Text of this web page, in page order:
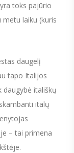
toks pajūrio
laiku (kuris
daugelį
tapo Italijos
daugybė itališkų
italų
– tai primena